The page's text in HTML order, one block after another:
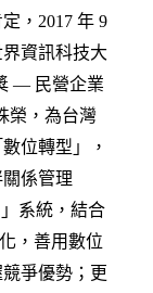
，2017 年 9
資訊科技大
― 民營企業
榮，為台灣
位轉型」，
係管理
」系統，結合
，善用數位
爭優勢；更